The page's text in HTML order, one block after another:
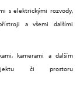
s elektrickými rozvody,
a všemi dalšími
kamerami a dalším
či prostoru